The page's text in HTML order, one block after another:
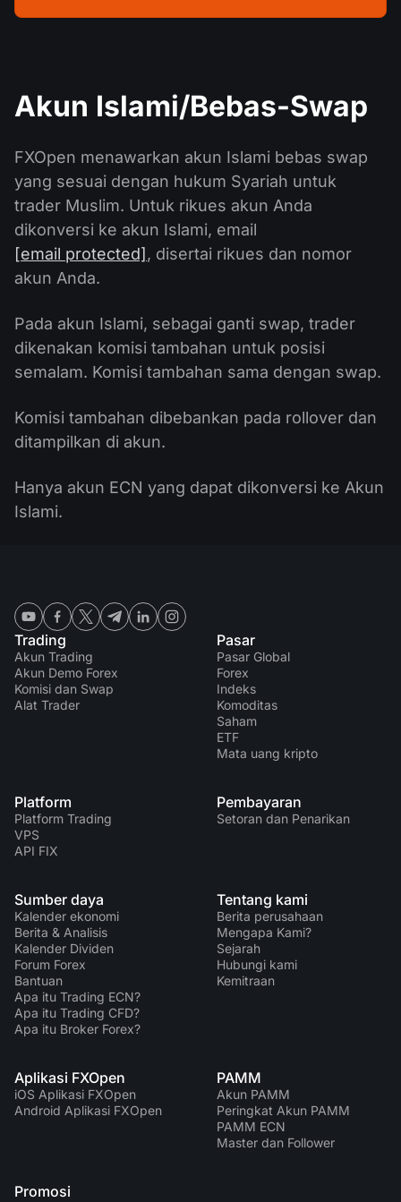
Akun Islami/Bebas-Swap
FXOpen menawarkan akun Islami bebas swap
yang sesuai dengan hukum Syariah untuk
trader Muslim. Untuk rikues akun Anda
dikonversi ke akun Islami, email
[email protected] , disertai rikues dan nomor
akun Anda.
Pada akun Islami, sebagai ganti swap, trader
dikenakan komisi tambahan untuk posisi
semalam. Komisi tambahan sama dengan swap.
Komisi tambahan dibebankan pada rollover dan
ditampilkan di akun.
Hanya akun ECN yang dapat dikonversi ke Akun
Islami.
Trading
Akun Trading
Akun Demo Forex
Komisi dan Swap
Alat Trader
Pasar
Pasar Global
Forex
Indeks
Komoditas
Saham
ETF
Mata uang kripto
Platform
Platform Trading
VPS
API FIX
Pembayaran
Setoran dan Penarikan
Sumber daya
Kalender ekonomi
Berita & Analisis
Kalender Dividen
Forum Forex
Bantuan
Apa itu Trading ECN?
Apa itu Trading CFD?
Apa itu Broker Forex?
Tentang kami
Berita perusahaan
Mengapa Kami?
Sejarah
Hubungi kami
Kemitraan
Aplikasi FXOpen
iOS Aplikasi FXOpen
Android Aplikasi FXOpen
PAMM
Akun PAMM
Peringkat Akun PAMM
PAMM ECN
Master dan Follower
Promosi